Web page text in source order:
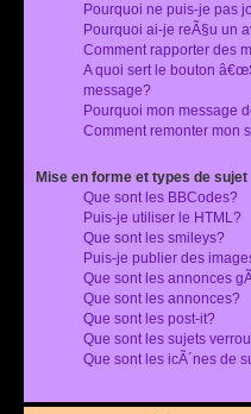
Pourquoi ne puis-je pas
Pourquoi ai-je reÃ§u un
Comment rapporter des
A quoi sert le bouton
message?
Pourquoi mon message
Comment remonter mon
Mise en forme et types de sujet
Que sont les BBCodes?
Puis-je utiliser le HTML?
Que sont les smileys?
Puis-je publier des
Que sont les annonces
Que sont les annonces?
Que sont les post-it?
Que sont les sujets
Que sont les icÃ´nes de